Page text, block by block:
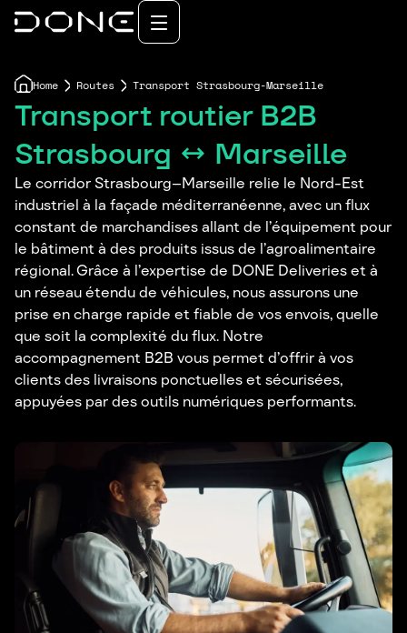
Home Routes Transport Strasbourg-Marseille
Transport routier B2B
Strasbourg ↔ Marseille
Le corridor Strasbourg–Marseille relie le Nord-Est
industriel à la façade méditerranéenne, avec un flux
constant de marchandises allant de l’équipement pour
le bâtiment à des produits issus de l’agroalimentaire
régional. Grâce à l’expertise de DONE Deliveries et à
un réseau étendu de véhicules, nous assurons une
prise en charge rapide et fiable de vos envois, quelle
que soit la complexité du flux. Notre
accompagnement B2B vous permet d’offrir à vos
clients des livraisons ponctuelles et sécurisées,
appuyées par des outils numériques performants.